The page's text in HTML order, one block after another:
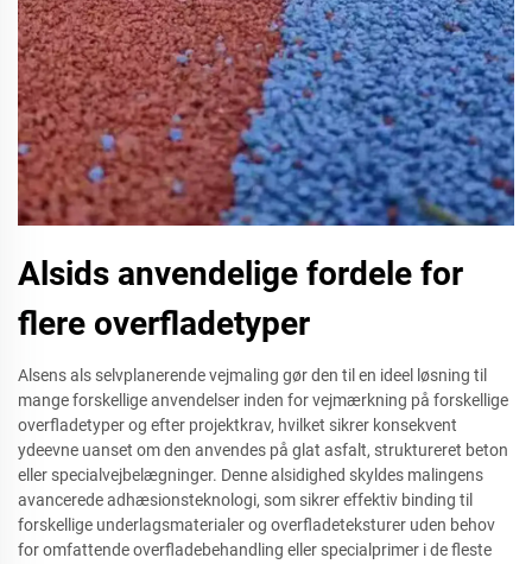
Alsids anvendelige fordele for
flere overfladetyper
Alsens als selvplanerende vejmaling gør den til en ideel løsning til
mange forskellige anvendelser inden for vejmærkning på forskellige
overfladetyper og efter projektkrav, hvilket sikrer konsekvent
ydeevne uanset om den anvendes på glat asfalt, struktureret beton
eller specialvejbelægninger. Denne alsidighed skyldes malingens
avancerede adhæsionsteknologi, som sikrer effektiv binding til
forskellige underlagsmaterialer og overfladeteksturer uden behov
for omfattende overfladebehandling eller specialprimer i de fleste